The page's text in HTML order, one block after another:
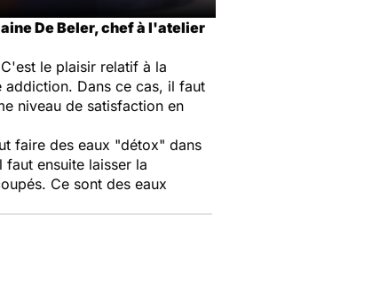
De Beler, chef à l'atelier
le plaisir relatif à la
Dans ce cas, il faut
niveau de satisfaction en
faire des eaux "détox" dans
ensuite laisser la
Ce sont des eaux